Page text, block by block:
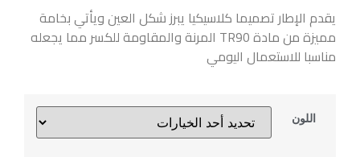
يقدم الإطار تصميما كلاسيكيا يبرز شكل العين ويأتي بخامة
مميزة من مادة TR90 المرنة والمقاومة للكسر مما يجعله
مناسبا للاستعمال اليومي
اللون